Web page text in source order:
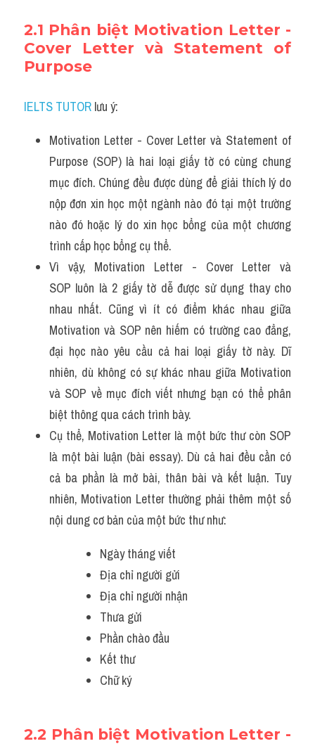
2.1 Phân biệt Motivation Letter -
Cover Letter và Statement of
Purpose
IELTS TUTOR lưu ý:
Motivation Letter - Cover Letter và Statement of
Purpose (SOP) là hai loại giấy tờ có cùng chung
mục đích. Chúng đều được dùng để giải thích lý do
nộp đơn xin học một ngành nào đó tại một trường
nào đó hoặc lý do xin học bổng của một chương
trình cấp học bổng cụ thể.
Vì vậy, Motivation Letter - Cover Letter và
SOP luôn là 2 giấy tờ dễ được sử dụng thay cho
nhau nhất. Cũng vì ít có điểm khác nhau giữa
Motivation và SOP nên hiếm có trường cao đẳng,
đại học nào yêu cầu cả hai loại giấy tờ này. Dĩ
nhiên, dù không có sự khác nhau giữa Motivation
và SOP về mục đích viết nhưng bạn có thể phân
biệt thông qua cách trình bày.
Cụ thể, Motivation Letter là một bức thư còn SOP
là một bài luận (bài essay). Dù cả hai đều cần có
cả ba phần là mở bài, thân bài và kết luận. Tuy
nhiên, Motivation Letter thường phải thêm một số
nội dung cơ bản của một bức thư như:
Ngày tháng viết
Địa chỉ người gửi
Địa chỉ người nhận
Thưa gửi
Phần chào đầu
Kết thư
Chữ ký
2.2 Phân biệt Motivation Letter -